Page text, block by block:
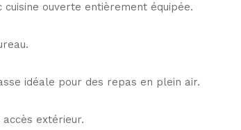
cuisine ouverte entièrement équipée.
idéale pour des repas en plein air.
extérieur.